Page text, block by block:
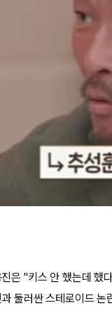
은 "키스 안 했는데 했
둘러싼 스테로이드 논